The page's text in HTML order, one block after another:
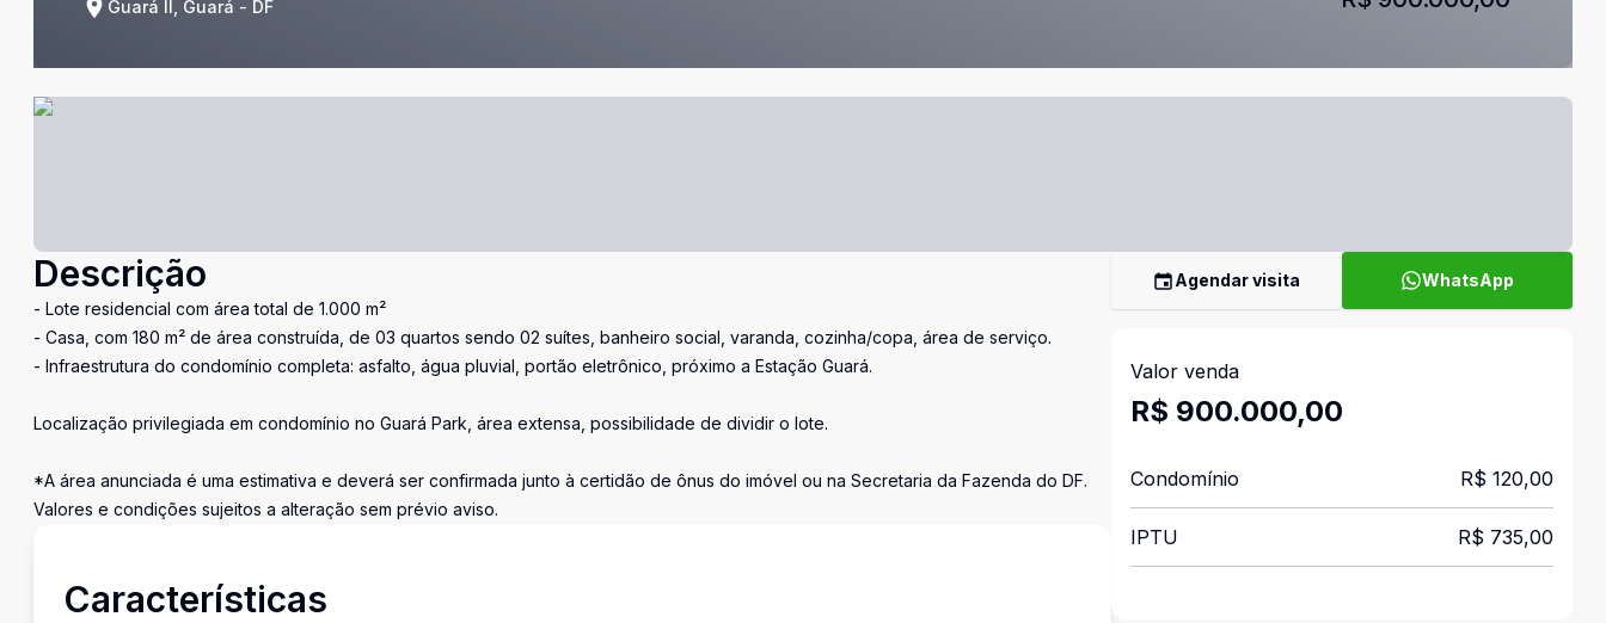
Guará II, Guará - DF
Descrição
- Lote residencial com área total de 1.000 m²
- Casa, com 180 m² de área construída, de 03 quartos sendo 02 suítes, banheiro social, varanda, cozinha/copa, área de serviço.
- Infraestrutura do condomínio completa: asfalto, água pluvial, portão eletrônico, próximo a Estação Guará.
Localização privilegiada em condomínio no Guará Park, área extensa, possibilidade de dividir o lote.
*A área anunciada é uma estimativa e deverá ser confirmada junto à certidão de ônus do imóvel ou na Secretaria da Fazenda do DF.
Valores e condições sujeitos a alteração sem prévio aviso.
Características
Agendar visita WhatsApp
Valor venda
R$ 900.000,00
Condomínio R$ 120,00
IPTU R$ 735,00